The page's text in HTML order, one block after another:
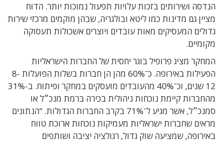
הנדסה ושירותים בזכות עלויות תפעול נמוכות יותר. הדוח
מציין גם מדינות כמו ליטא ובולגריה, שבהן מוקמים מרכזי שירות
גדולים המעסיקים מאות עובדים ויוצרים אשכולות תעסוקה
מקומיים.
המחקר מציג פרופיל בוגר יחסית של החברות הישראליות
הפעילות באירופה. כ־60% מהן הן חברות בשלות הפועלות 8-
12 שנים, וכ־40% מהעובדים מועסקים במחקר ופיתוח. ב-31%
מהחברות קיימת נוכחות ניהולית בכירה ברמת מנכ״ל או
סמנכ״ל, אשר מגיע ל־71% בקרב החברות הגדולות. “הנתונים
מראים שחברות ישראליות מעמיקות נוכחות ארוכת טווח
באירופה, שמציעה שוק גדול, רגולציה יציבה ושותפים